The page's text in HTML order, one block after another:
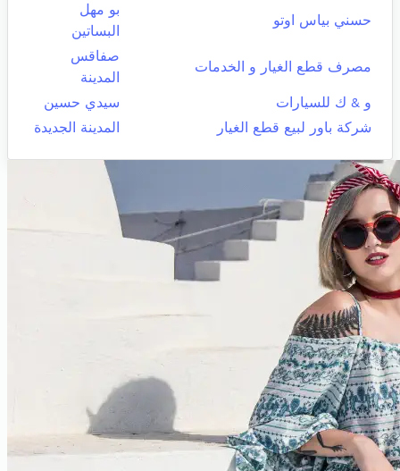
حسني بياس اوتو
بو مهل
البساتين
مصرف قطع الغيار و الخدمات
صفاقس
المدينة
و & ك للسيارات
سيدي حسين
شركة باور لبيع قطع الغيار
المدينة الجديدة